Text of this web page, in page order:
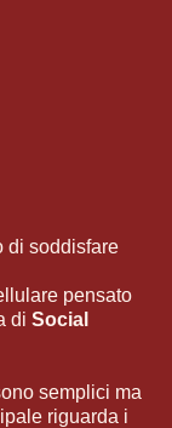
di soddisfare
pensato
di Social
semplici ma
riguarda i